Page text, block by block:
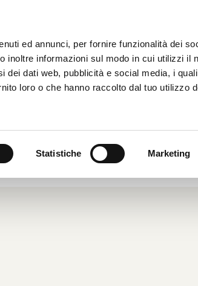
ed annunci, per fornire funzionalità dei
inoltre informazioni sul modo in cui utilizzi il
dei dati web, pubblicità e social media, i
loro o che hanno raccolto dal tuo utilizzo
Statistiche Marketing